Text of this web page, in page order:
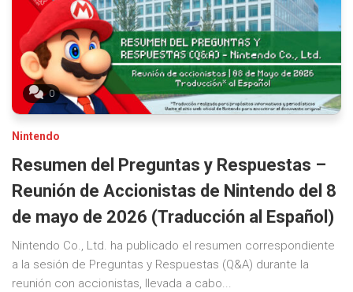
0
Nintendo
Resumen del Preguntas y Respuestas –
Reunión de Accionistas de Nintendo del 8
de mayo de 2026 (Traducción al Español)
Nintendo Co., Ltd. ha publicado el resumen correspondiente
a la sesión de Preguntas y Respuestas (Q&A) durante la
reunión con accionistas, llevada a cabo...